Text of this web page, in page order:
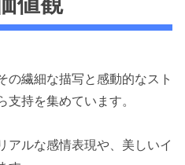
の繊細な描写と感動的なスト
持を集めています。
アルな感情表現や、美しいイ